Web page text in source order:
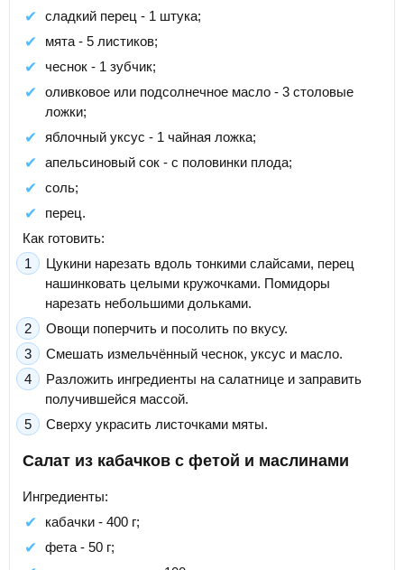
сладкий перец - 1 штука;
мята - 5 листиков;
чеснок - 1 зубчик;
оливковое или подсолнечное масло - 3 столовые
ложки;
яблочный уксус - 1 чайная ложка;
апельсиновый сок - с половинки плода;
соль;
перец.
Как готовить:
Цукини нарезать вдоль тонкими слайсами, перец
нашинковать целыми кружочками. Помидоры
нарезать небольшими дольками.
Овощи поперчить и посолить по вкусу.
Смешать измельчённый чеснок, уксус и масло.
Разложить ингредиенты на салатнице и заправить
получившейся массой.
Сверху украсить листочками мяты.
Салат из кабачков с фетой и маслинами
Ингредиенты:
кабачки - 400 г;
фета - 50 г;